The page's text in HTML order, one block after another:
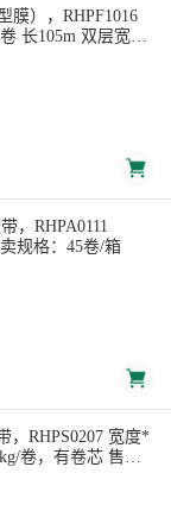
膜），RHPF1016
长105m 双层宽
卷装 售卖规格：1
，RHPA0111
规格：45卷/箱
，RHPS0207 宽度*
卷，有卷芯 售卖